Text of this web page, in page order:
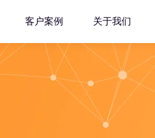
客户案例 关于我们